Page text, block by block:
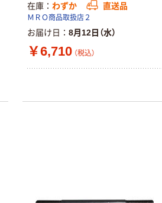
在庫 わずか 直送品
ＭＲＯ商品取扱店２
お届け日 8月12日（水）
￥6,710 （税込）